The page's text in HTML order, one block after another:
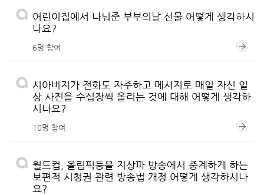
어린이집에서 나눠준 부부의날 선물 어떻게 생각하시
나요?
6명 참여
시아버지가 전화도 자주하고 메시지로 매일 자신 일
상 사진을 수십장씩 올리는 것에 대해 어떻게 생각하
시나요?
10명 참여
월드컵, 올림픽등을 지상파 방송에서 중계하게 하는
보편적 시청권 관련 방송법 개정 어떻게 생각하시나
요?